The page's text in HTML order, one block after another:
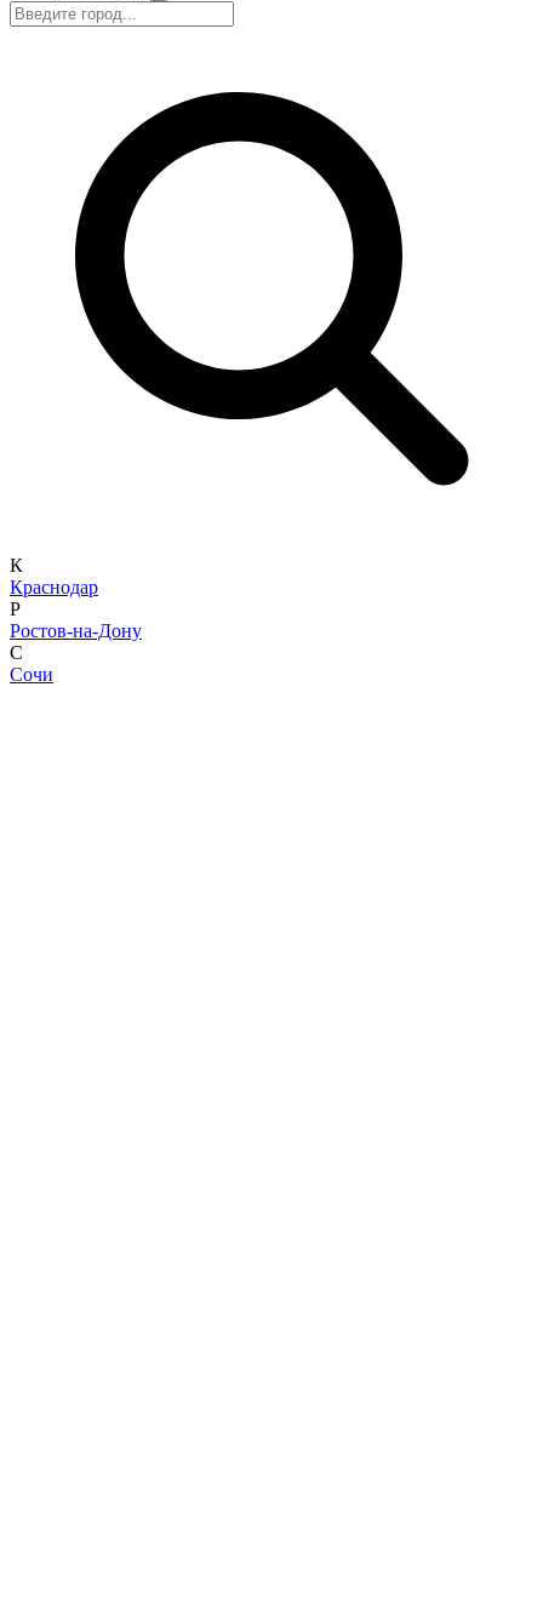
К
Краснодар
Р
Ростов-на-Дону
С
Сочи